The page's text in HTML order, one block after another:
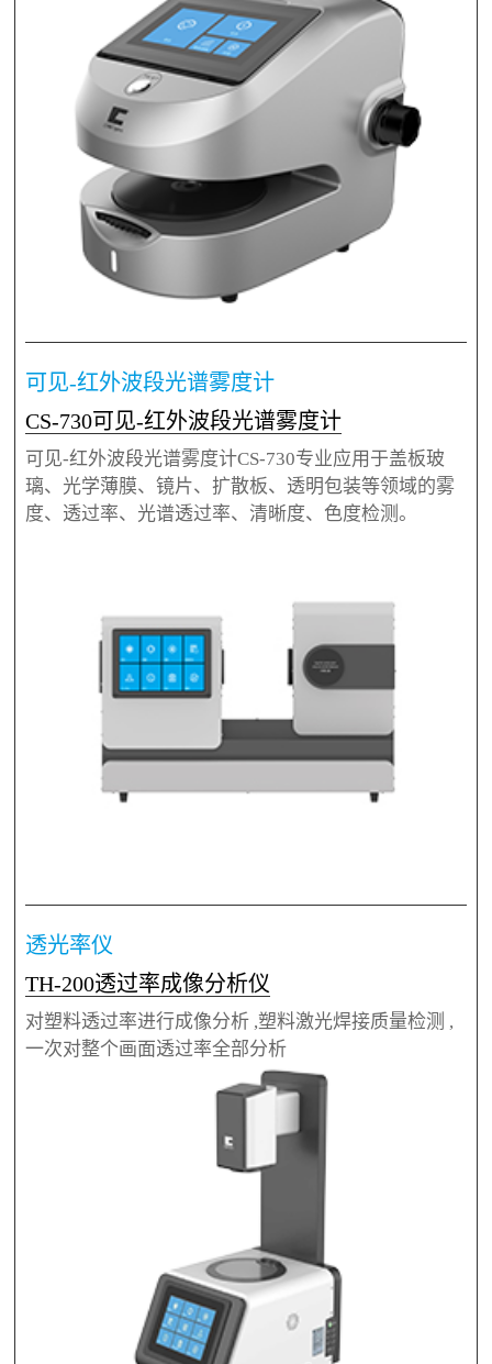
可见-红外波段光谱雾度计
CS-730可见-红外波段光谱雾度计
可见-红外波段光谱雾度计CS-730专业应用于盖板玻
璃、光学薄膜、镜片、扩散板、透明包装等领域的雾
度、透过率、光谱透过率、清晰度、色度检测。
透光率仪
TH-200透过率成像分析仪
对塑料透过率进行成像分析 ,塑料激光焊接质量检测 ,
一次对整个画面透过率全部分析